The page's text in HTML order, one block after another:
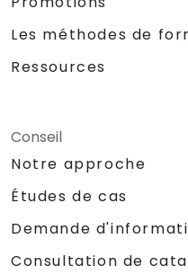
Les méthodes de
Ressources
Conseil
Notre approche
Études de cas
Demande
Consultation de